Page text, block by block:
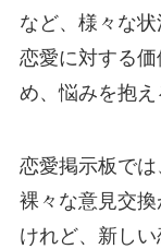
など、様々な状
恋愛に対する
め、悩みを抱え
恋愛掲示板で
裸々な意見交
けれど、新し